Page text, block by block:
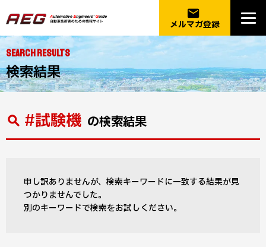
email
メルマガ登録
SEARCH RESULTS
検索結果
#試験機 の検索結果
申し訳ありませんが、検索キーワードに一致する結果が見
つかりませんでした。
別のキーワードで検索をお試しください。